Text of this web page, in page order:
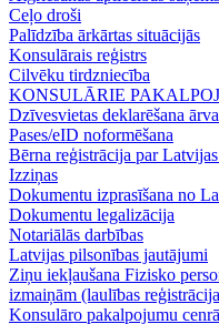
Ceļo droši
Palīdzība ārkārtas situācijās
Konsulārais reģistrs
Cilvēku tirdzniecība
KONSULĀRIE
Dzīvesvietas deklarēšana
Pases/eID noformēšana
Bērna reģistrācija par
Izziņas
Dokumentu izprasīšana no
Dokumentu legalizācija
Notariālās darbības
Latvijas pilsonības jautājumi
Ziņu iekļaušana Fizisko
izmaiņām (laulības
Konsulāro pakalpojumu